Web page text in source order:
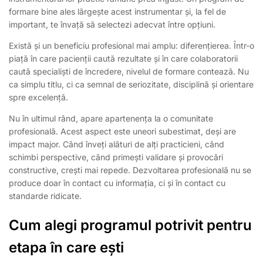
formare bine ales lărgește acest instrumentar și, la fel de
important, te învață să selectezi adecvat între opțiuni.
Există și un beneficiu profesional mai amplu: diferențierea. Într-o
piață în care pacienții caută rezultate și în care colaboratorii
caută specialiști de încredere, nivelul de formare contează. Nu
ca simplu titlu, ci ca semnal de seriozitate, disciplină și orientare
spre excelență.
Nu în ultimul rând, apare apartenența la o comunitate
profesională. Acest aspect este uneori subestimat, deși are
impact major. Când înveți alături de alți practicieni, când
schimbi perspective, când primești validare și provocări
constructive, crești mai repede. Dezvoltarea profesională nu se
produce doar în contact cu informația, ci și în contact cu
standarde ridicate.
Cum alegi programul potrivit pentru
etapa în care ești